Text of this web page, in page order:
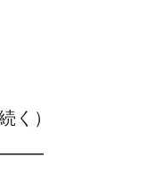
く）